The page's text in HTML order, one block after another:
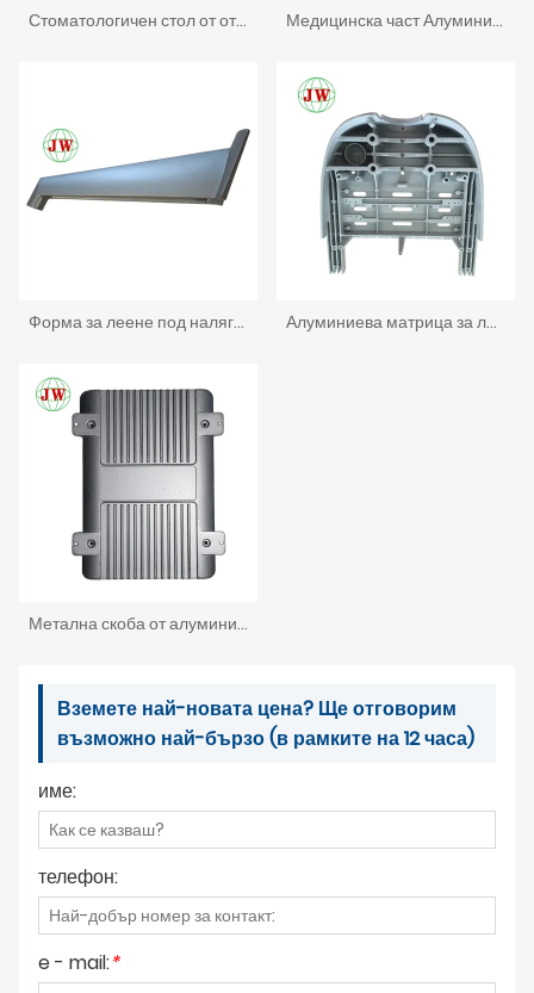
Стоматологичен стол от отлято под налягане алуминий Медицинска част Алуминиева отливка под налягане
Форма за леене под налягане за домакински уреди Алуминиева матрица за леене под налягане за част от зъболекарски модул
Метална скоба от алуминий под налягане
Вземете най-новата цена? Ще отговорим
възможно най-бързо (в рамките на 12 часа)
име:
телефон:
e - mail:*